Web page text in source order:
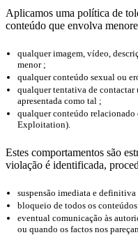
Aplicamos uma política de
conteúdo que envolva
qualquer imagem, vídeo,
menor ;
qualquer conteúdo sexual ou
qualquer tentativa de contactar
apresentada como tal ;
qualquer conteúdo
Exploitation).
Estes comportamentos são
violação é identificada,
suspensão imediata e
bloqueio de todos os
eventual comunicação às
ou quando os factos nos